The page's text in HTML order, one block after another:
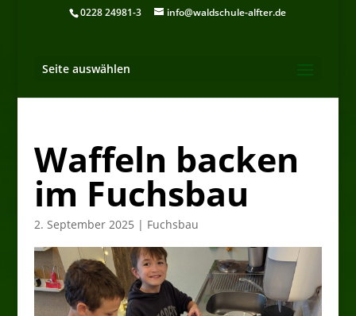
0228 24981-3 info@waldschule-alfter.de
Seite auswählen
Waffeln backen
im Fuchsbau
2. September 2025 | Fuchsbau